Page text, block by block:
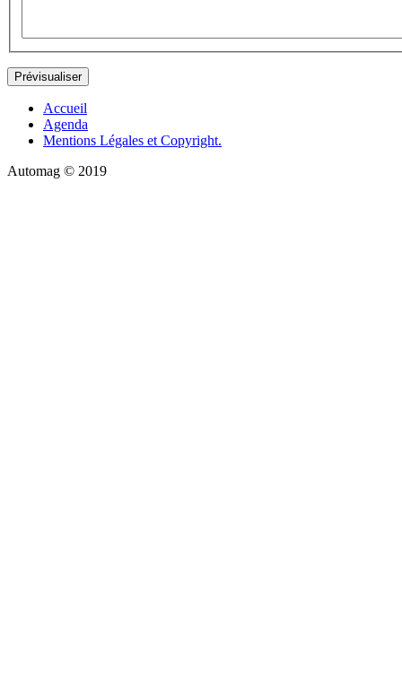
Accueil
Agenda
Mentions Légales et Copyright.
Automag © 2019